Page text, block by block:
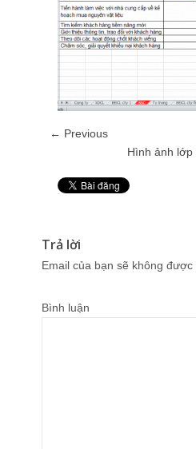
← Previous
Hình ảnh lớp
Trả lời
Email của bạn sẽ không được
Bình luận